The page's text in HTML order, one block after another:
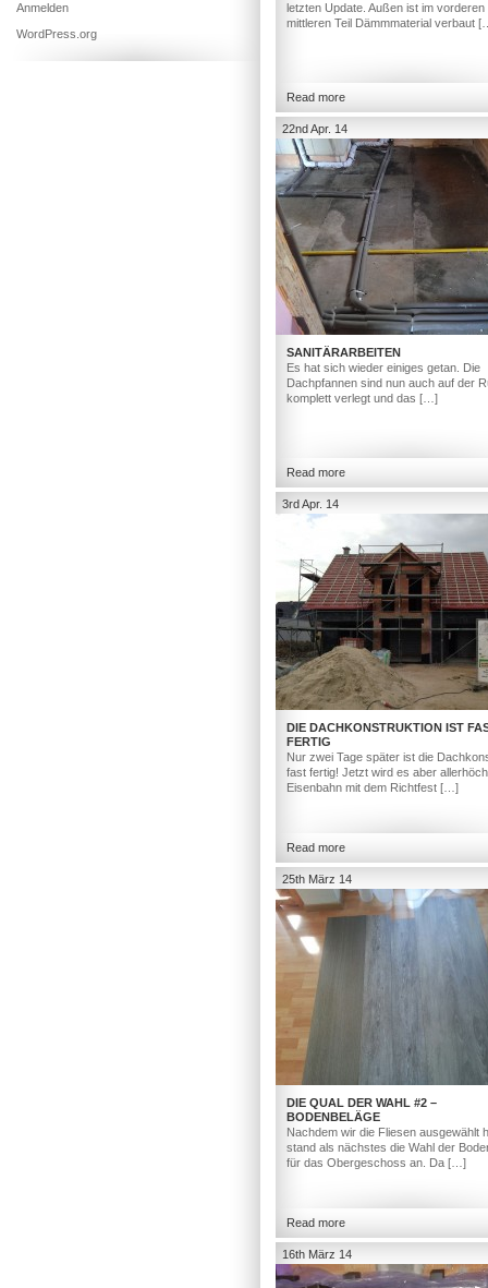
letzten Update. Außen ist im vorderen
mittleren Teil Dämmmaterial verbaut
Read more
22nd Apr. 14
SANITÄRARBEITEN
Es hat sich wieder einiges getan. Die
Dachpfannen sind nun auch auf der
komplett verlegt und das […]
Read more
3rd Apr. 14
DIE DACHKONSTRUKTION IST
FERTIG
Nur zwei Tage später ist die
fast fertig! Jetzt wird es aber
Eisenbahn mit dem Richtfest […]
Read more
25th März 14
DIE QUAL DER WAHL #2 –
BODENBELÄGE
Nachdem wir die Fliesen ausgewählt
stand als nächstes die Wahl der
für das Obergeschoss an. Da […]
Read more
16th März 14
Anmelden
WordPress.org